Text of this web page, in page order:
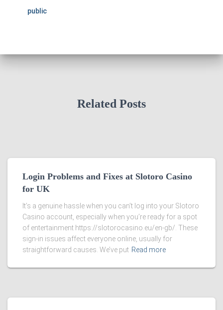
public
Related Posts
Login Problems and Fixes at Slotoro Casino
for UK
It’s a genuine hassle when you can’t log into your Slotoro
Casino account, especially when you’re ready for a spot
of entertainment https://slotorocasino.eu/en-gb/. These
sign-in issues affect everyone online, usually for
straightforward causes. We’ve put Read more